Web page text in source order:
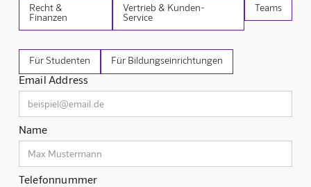
Recht &
Finanzen
Vertrieb & Kunden-
Service
Teams
Für Studenten Für Bildungseinrichtungen
Email Address
Name
Telefonnummer